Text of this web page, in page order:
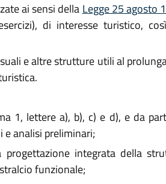
ai sensi della Legge 25 agosto
di interesse turistico,
e altre strutture utili al
1, lettere a), b), c) e d), e da
e analisi preliminari;
integrata della
funzionale;